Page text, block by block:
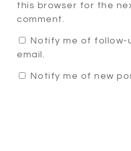
this browser for the
comment.
Notify me of follow-
email.
Notify me of new